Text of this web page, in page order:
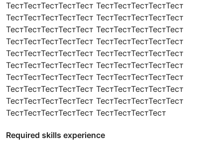
ТестТестТестТестТест ТестТестТестТестТест
ТестТестТестТестТест ТестТестТестТестТест
ТестТестТестТестТест ТестТестТестТестТест
ТестТестТестТестТест ТестТестТестТестТест
ТестТестТестТестТест ТестТестТестТестТест
ТестТестТестТестТест ТестТестТестТестТест
ТестТестТестТестТест ТестТестТестТестТест
ТестТестТестТестТест ТестТестТестТестТест
ТестТестТестТестТест ТестТестТестТестТест
ТестТестТестТестТест ТестТестТестТест
Required skills experience